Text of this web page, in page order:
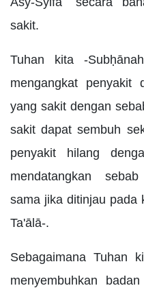
sakit.
Tuhan kita -
mengangkat penyakit
yang sakit dengan
sakit dapat sembuh
penyakit hilang
mendatangkan
sama jika ditinjau pada
Ta'ālā-.
Sebagaimana Tuhan
menyembuhkan